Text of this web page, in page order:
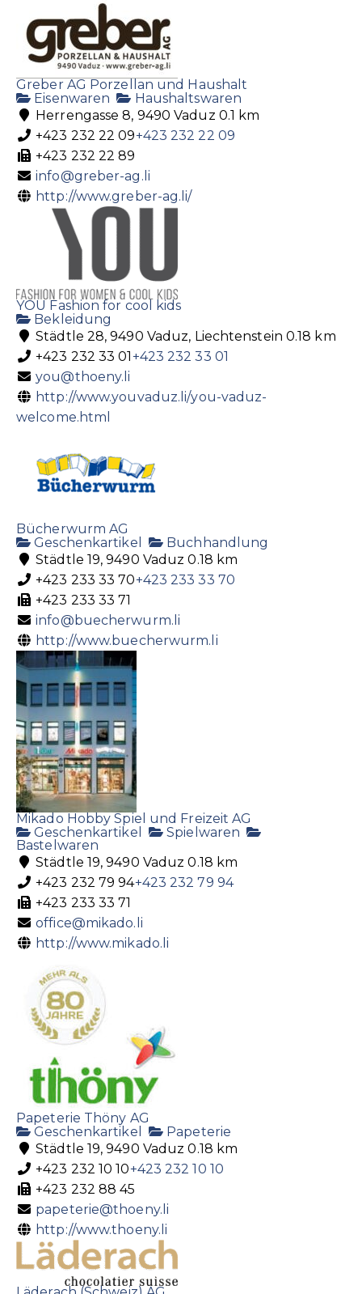
Greber AG Porzellan und Haushalt
Eisenwaren
Haushaltswaren
Herrengasse 8, 9490 Vaduz 0.1 km
+423 232 22 09+423 232 22 09
+423 232 22 89
info@greber-ag.li
http://www.greber-ag.li/
YOU Fashion for cool kids
Bekleidung
Städtle 28, 9490 Vaduz, Liechtenstein 0.18 km
+423 232 33 01+423 232 33 01
you@thoeny.li
http://www.youvaduz.li/you-vaduz-
welcome.html
Bücherwurm AG
Geschenkartikel
Buchhandlung
Städtle 19, 9490 Vaduz 0.18 km
+423 233 33 70+423 233 33 70
+423 233 33 71
info@buecherwurm.li
http://www.buecherwurm.li
Mikado Hobby Spiel und Freizeit AG
Geschenkartikel
Spielwaren
Bastelwaren
Städtle 19, 9490 Vaduz 0.18 km
+423 232 79 94+423 232 79 94
+423 233 33 71
office@mikado.li
http://www.mikado.li
Papeterie Thöny AG
Geschenkartikel
Papeterie
Städtle 19, 9490 Vaduz 0.18 km
+423 232 10 10+423 232 10 10
+423 232 88 45
papeterie@thoeny.li
http://www.thoeny.li